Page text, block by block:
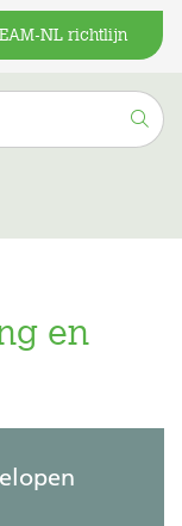
NL richtlijn
en